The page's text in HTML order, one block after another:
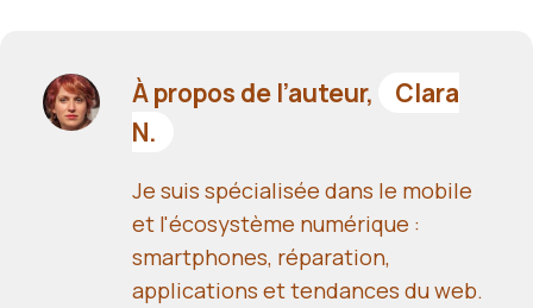
À propos de l’auteur,
Clara
N.
Je suis spécialisée dans le mobile
et l'écosystème numérique :
smartphones, réparation,
applications et tendances du web.